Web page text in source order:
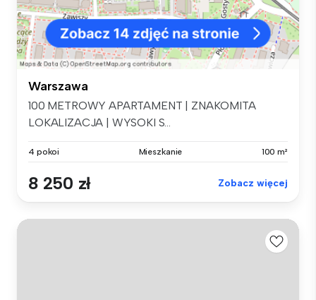
Warszawa
100 METROWY APARTAMENT | ZNAKOMITA
LOKALIZACJA | WYSOKI S...
4 pokoi Mieszkanie 100 m²
8 250 zł Zobacz więcej